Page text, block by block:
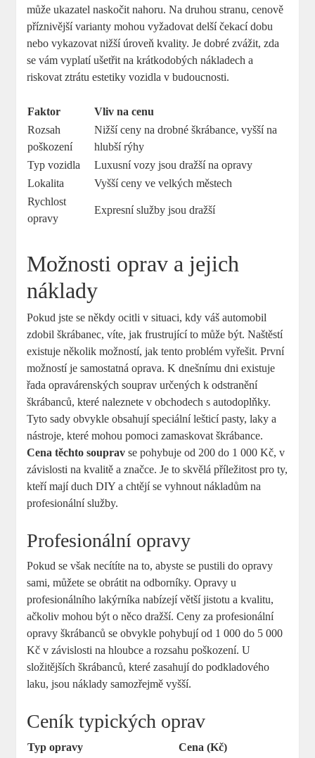
může ukazatel naskočit nahoru. Na druhou stranu, cenově
příznivější varianty mohou vyžadovat delší čekací dobu
nebo vykazovat nižší úroveň kvality. Je dobré zvážit, zda
se vám vyplatí ušetřit na krátkodobých nákladech a
riskovat ztrátu estetiky vozidla v budoucnosti.
Faktor
Vliv na cenu
Rozsah
poškození
Nižší ceny na drobné škrábance, vyšší na
hlubší rýhy
Typ vozidla
Luxusní vozy jsou dražší na opravy
Lokalita
Vyšší ceny ve velkých městech
Rychlost
opravy
Expresní služby jsou dražší
Možnosti oprav a jejich
náklady
Pokud jste se někdy ocitli v situaci, kdy váš automobil
zdobil škrábanec, víte, jak frustrující to může být. Naštěstí
existuje několik možností, jak tento problém vyřešit. První
možností je samostatná oprava. K dnešnímu dni existuje
řada opravárenských souprav určených k odstranění
škrábanců, které naleznete v obchodech s autodoplňky.
Tyto sady obvykle obsahují speciální lešticí pasty, laky a
nástroje, které mohou pomoci zamaskovat škrábance.
Cena těchto souprav se pohybuje od 200 do 1 000 Kč, v
závislosti na kvalitě a značce. Je to skvělá příležitost pro ty,
kteří mají duch DIY a chtějí se vyhnout nákladům na
profesionální služby.
Profesionální opravy
Pokud se však necítíte na to, abyste se pustili do opravy
sami, můžete se obrátit na odborníky. Opravy u
profesionálního lakýrníka nabízejí větší jistotu a kvalitu,
ačkoliv mohou být o něco dražší. Ceny za profesionální
opravy škrábanců se obvykle pohybují od 1 000 do 5 000
Kč v závislosti na hloubce a rozsahu poškození. U
složitějších škrábanců, které zasahují do podkladového
laku, jsou náklady samozřejmě vyšší.
Ceník typických oprav
Typ opravy
Cena (Kč)